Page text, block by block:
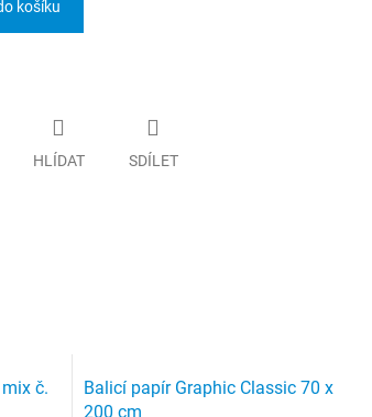
košíku
HLÍDAT SDÍLET
č.
Balicí papír Graphic Classic 70 x
200 cm